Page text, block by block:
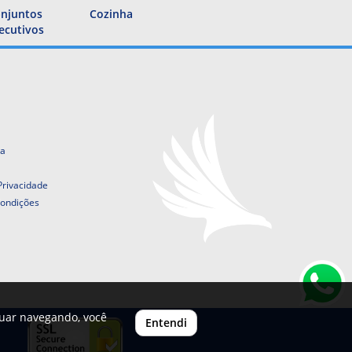
Cozinha
navegando, você
Entendi